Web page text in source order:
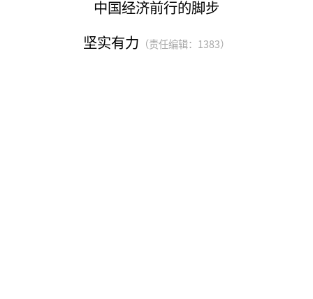
中国经济前行的脚步
坚实有力 （责任编辑：1383）